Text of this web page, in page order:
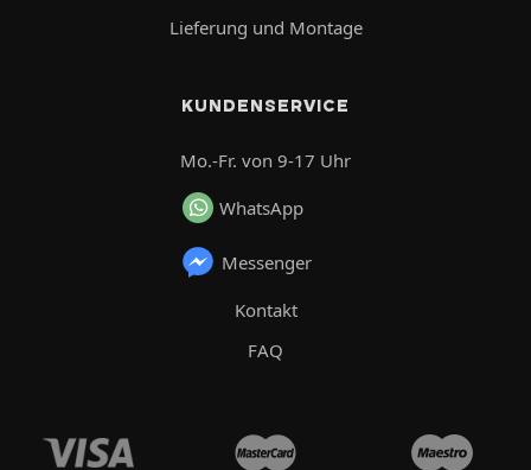
Lieferung und Montage
KUNDENSERVICE
Mo.-Fr. von 9-17 Uhr
WhatsApp
Messenger
Kontakt
FAQ